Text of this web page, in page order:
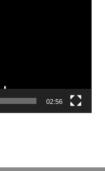
02:56